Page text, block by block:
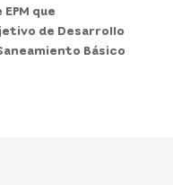
que
de Desarrollo
Básico